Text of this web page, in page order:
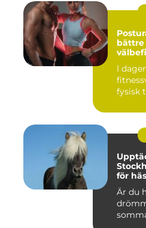
bättre
I
fysisk
för
Är du